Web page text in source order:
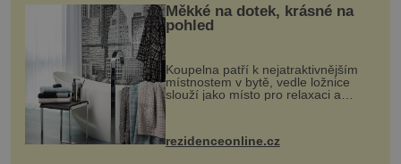
Měkké na dotek, krásné na
pohled
Koupelna patří k nejatraktivnějším
místnostem v bytě, vedle ložnice
slouží jako místo pro relaxaci a
odpočinek. Koupelnový textil –
ručníky, osušky a koberečky –
mohou jako mávnutím kouzelného
proutku...
rezidenceonline.cz